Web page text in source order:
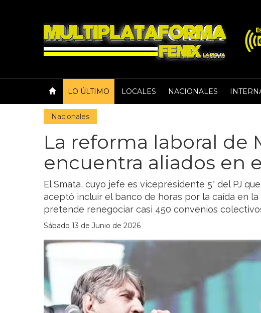
LO ÚLTIMO LOCALES NACIONALES
Nacionales
La reforma laboral de
encuentra aliados en
El Smata, cuyo jefe es vicepresidente 5° del PJ
aceptó incluir el banco de horas por la caída en la
pretende renegociar casi 450 convenios
Sábado 13 de Junio de 2026